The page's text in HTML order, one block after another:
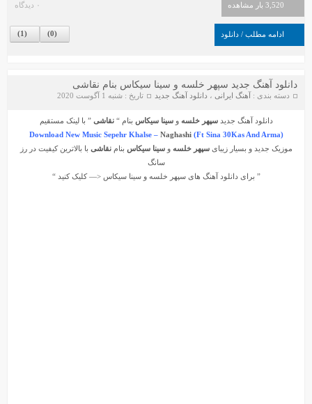
3,520 بار مشاهده ۰ دیدگاه
ادامه مطلب / دانلود (
1
) (
0
)
دانلود آهنگ جدید سپهر خلسه و سینا سیکاس بنام نقاشی
دسته بندی : آهنگ ایرانی ، دانلود آهنگ جدید تاریخ : شنبه 1 آگوست 2020
دانلود آهنگ جدید سپهر خلسهو سینا سیکاس بنام “ نقاشی” با لینک مستقیم
Download New Music Sepehr Khalse – Naghashi(Ft Sina 30Kas And Arma)
موزیک جدید و بسیار زیبایسپهر خلسهو سینا سیکاس بنام نقاشی با بالاترین کیفیت در رز
سانگ
” برای دانلود آهنگ هایسپهر خلسه وسینا سیکاس <— کلیک کنید “